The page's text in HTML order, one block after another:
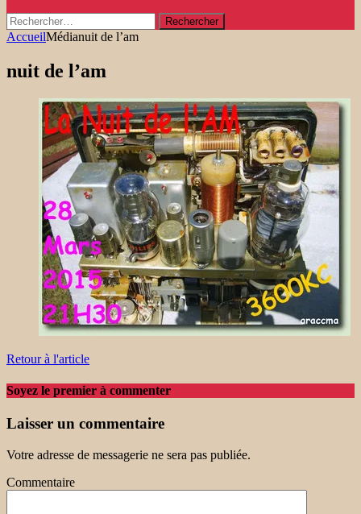
Rechercher :
AccueilMédianuit de l’am
nuit de l’am
Retour à l'article
Soyez le premier à commenter
Laisser un commentaire
Votre adresse de messagerie ne sera pas publiée.
Commentaire